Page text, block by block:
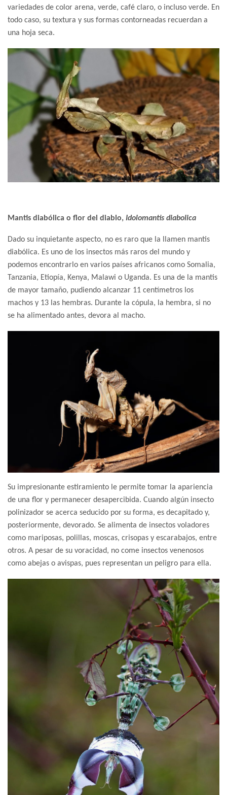
variedades de color arena, verde, café claro, o incluso verde. En
todo caso, su textura y sus formas contorneadas recuerdan a
una hoja seca.
Mantis diabólica o flor del diablo, Idolomantis diabolica
Dado su inquietante aspecto, no es raro que la llamen mantis
diabólica. Es uno de los insectos más raros del mundo y
podemos encontrarlo en varios países africanos como Somalia,
Tanzania, Etiopía, Kenya, Malawi o Uganda. Es una de la mantis
de mayor tamaño, pudiendo alcanzar 11 centímetros los
machos y 13 las hembras. Durante la cópula, la hembra, si no
se ha alimentado antes, devora al macho.
Su impresionante estiramiento le permite tomar la apariencia
de una flor y permanecer desapercibida. Cuando algún insecto
polinizador se acerca seducido por su forma, es decapitado y,
posteriormente, devorado. Se alimenta de insectos voladores
como mariposas, polillas, moscas, crisopas y escarabajos, entre
otros. A pesar de su voracidad, no come insectos venenosos
como abejas o avispas, pues representan un peligro para ella.